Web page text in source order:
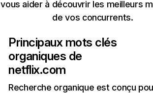
vous aider à découvrir les meilleurs
de vos concurrents.
Principaux mots clés
organiques de
netflix.com
Recherche organique est conçu